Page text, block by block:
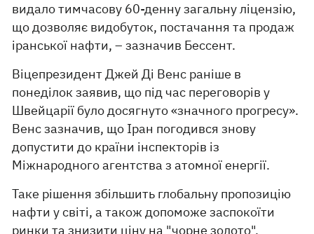
видало тимчасову 60-денну загальну ліцензію,
що дозволяє видобуток, постачання та продаж
іранської нафти, – зазначив Бессент.
Віцепрезидент Джей Ді Венс раніше в
понеділок заявив, що під час переговорів у
Швейцарії було досягнуто «значного прогресу».
Венс зазначив, що Іран погодився знову
допустити до країни інспекторів із
Міжнародного агентства з атомної енергії.
Таке рішення збільшить глобальну пропозицію
нафти у світі, а також допоможе заспокоїти
ринки та знизити ціну на "чорне золото".